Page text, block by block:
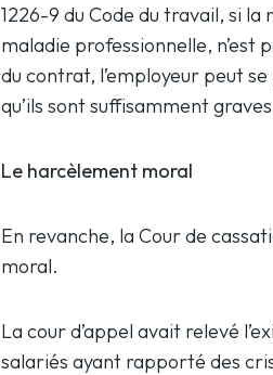
1226-9 du Code du travail, si
maladie professionnelle, n’est
du contrat, l’employeur peut
qu’ils sont suffisamment
Le harcèlement moral
En revanche, la Cour de
moral.
La cour d’appel avait relevé
salariés ayant rapporté des